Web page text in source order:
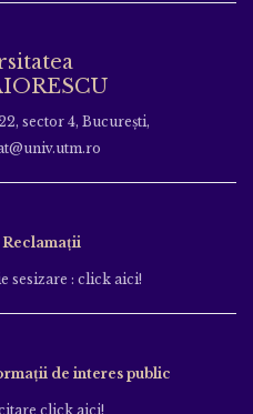
sector 4, București,
Reclamații
sesizare : click aici!
de interes public
click aici!